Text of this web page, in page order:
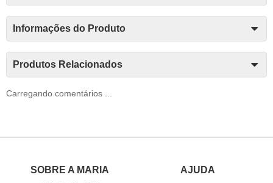
Informações do Produto
Produtos Relacionados
Carregando comentários ...
SOBRE A MARIA
AJUDA